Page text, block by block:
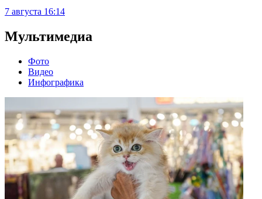
7 августа 16:14
Мультимедиа
Фото
Видео
Инфографика